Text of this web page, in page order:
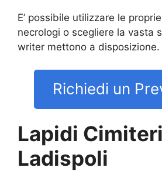
E’ possibile utilizzare le
necrologi o scegliere la vasta
writer mettono a disposizione.
Richiedi un
Lapidi
Ladispoli